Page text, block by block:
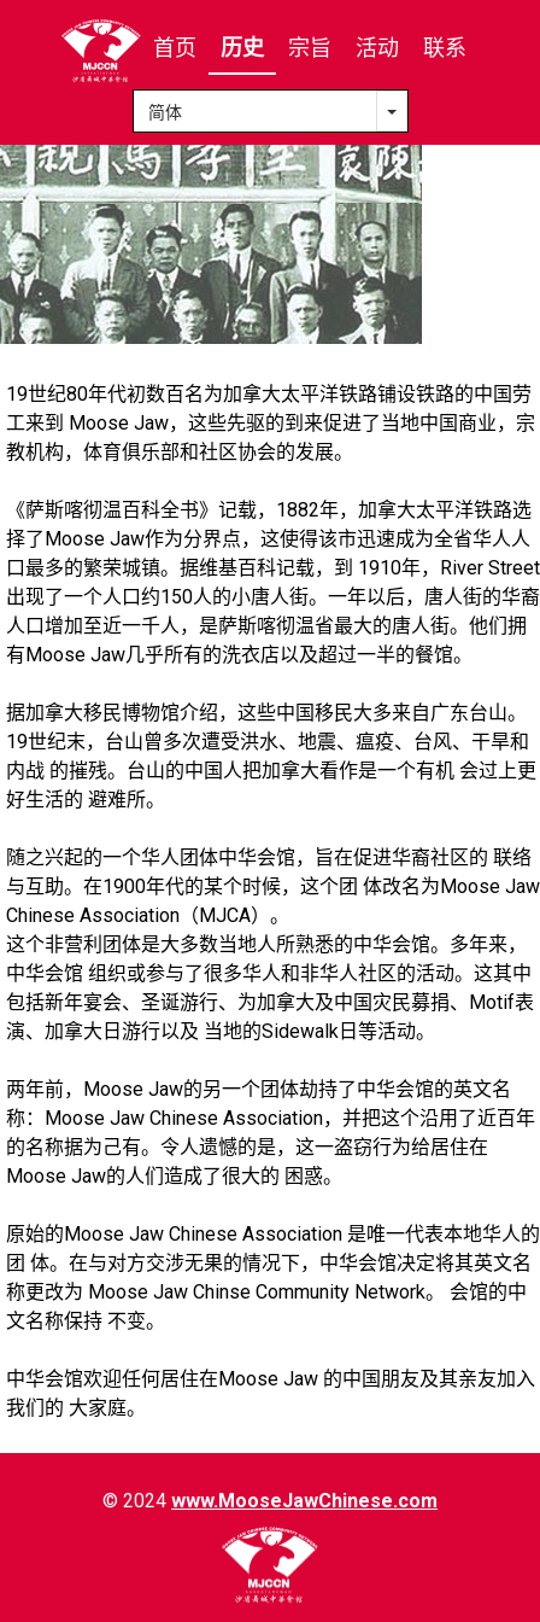
首页 历史 宗旨 活动 联系
19世纪80年代初数百名为加拿大太平洋铁路铺设铁路的中国劳
工来到 Moose Jaw，这些先驱的到来促进了当地中国商业，宗
教机构，体育俱乐部和社区协会的发展。
《萨斯喀彻温百科全书》记载，1882年，加拿大太平洋铁路选
择了Moose Jaw作为分界点，这使得该市迅速成为全省华人人
口最多的繁荣城镇。据维基百科记载，到 1910年，River Street
出现了一个人口约150人的小唐人街。一年以后，唐人街的华裔
人口增加至近一千人，是萨斯喀彻温省最大的唐人街。他们拥
有Moose Jaw几乎所有的洗衣店以及超过一半的餐馆。
据加拿大移民博物馆介绍，这些中国移民大多来自广东台山。
19世纪末，台山曾多次遭受洪水、地震、瘟疫、台风、干旱和
内战 的摧残。台山的中国人把加拿大看作是一个有机 会过上更
好生活的 避难所。
随之兴起的一个华人团体中华会馆，旨在促进华裔社区的 联络
与互助。在1900年代的某个时候，这个团 体改名为Moose Jaw
Chinese Association（MJCA）。
这个非营利团体是大多数当地人所熟悉的中华会馆。多年来，
中华会馆 组织或参与了很多华人和非华人社区的活动。这其中
包括新年宴会、圣诞游行、为加拿大及中国灾民募捐、Motif表
演、加拿大日游行以及 当地的Sidewalk日等活动。
两年前，Moose Jaw的另一个团体劫持了中华会馆的英文名
称：Moose Jaw Chinese Association，并把这个沿用了近百年
的名称据为己有。令人遗憾的是，这一盗窃行为给居住在
Moose Jaw的人们造成了很大的 困惑。
原始的Moose Jaw Chinese Association 是唯一代表本地华人的
团 体。在与对方交涉无果的情况下，中华会馆决定将其英文名
称更改为 Moose Jaw Chinse Community Network。 会馆的中
文名称保持 不变。
中华会馆欢迎任何居住在Moose Jaw 的中国朋友及其亲友加入
我们的 大家庭。
© 2024 www.MooseJawChinese.com